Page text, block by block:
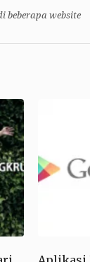
beberapa website